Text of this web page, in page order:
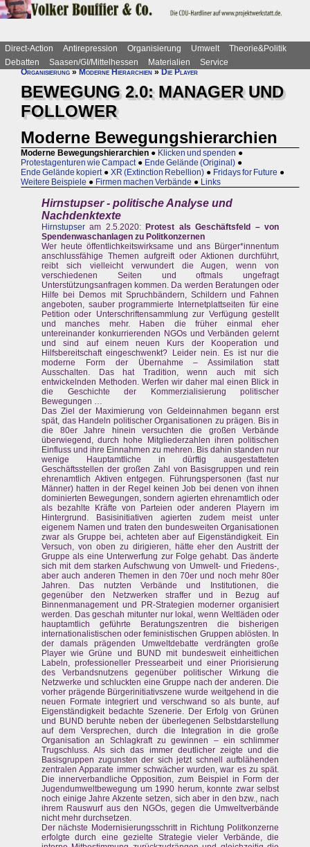
Direct-Action Antirepression Organisierung Umwelt
Theorie&Politik
Debatten
Saasen/GI/Mittelhessen Materialien
Service
Organisierung»Moderne Hierarchien»Die Player
BEWEGUNG 2.0: MANAGER UND
FOLLOWER
Moderne Bewegungshierarchien
Moderne Bewegungshierarchien ● Klicken und spenden ●
Protestagenturen wie Campact ● Ende Gelände (Original) ●
Ende Gelände kopiert ● XR (Extinction Rebellion) ● Fridays for Future ●
Weitere Beispiele ● Firmen machen Verbände ● Links
Hirnstupser - politische Analyse und
Nachdenktexte
Hirnstupser am 2.5.2020: Protest als Geschäftsfeld – von
Spendenwaschanlagen zu Politkonzernen
Wer heute öffentlichkeitswirksame und ans Bürger*innentum
anschlussfähige Themen aufgreift oder Aktionen durchführt,
reibt sich vielleicht verwundert die Augen, wenn von
verschiedenen Seiten und oftmals ungefragt
Unterstützungsanfragen kommen. Da werden Beratungen oder
Hilfe bei Demos mit Spruchbändern, Schildern und Fahnen
angeboten, sauber programmierte Internetplattseiten für eine
Petition oder Unterschriftensammlung zur Verfügung gestellt
und manches mehr. Haben die früher einmal eher
untereinander konkurrierenden NGOs und Verbänden gelernt
und sind auf einem neuen Kurs der Kooperation und
Hilfsbereitschaft eingeschwenkt? Leider nein. Es ist nur die
moderne Form der Übernahme – Assimilation statt
Ausschalten. Das hat Tradition, wenn auch mit sich
entwickelnden Methoden. Werfen wir daher mal einen Blick in
die Geschichte der Kommerzialisierung politischer
Bewegungen …
Das Ziel der Maximierung von Geldeinnahmen begann erst
spät, das Handeln politischer Organisationen zu prägen. Bis in
die 80er Jahre hinein versuchten die großen Verbände
überwiegend, durch hohe Mitgliederzahlen ihren politischen
Einfluss und ihre Einnahmen zu mehren. Bis dahin standen nur
wenige Hauptamtliche in dürftig ausgestatteten
Geschäftsstellen der großen Zahl von Basisgruppen und rein
ehrenamtlich Aktiven entgegen. Führungspersonen (fast nur
Männer) hatten in der Regel keinen Job bei denen von ihnen
dominierten Bewegungen, sondern agierten ehrenamtlich oder
als bezahlte Kräfte von Parteien oder anderen Playern im
Hintergrund. Basisinitiativen agierten zudem meist unter
eigenem Namen und traten den bundesweiten Organisationen
zwar als Gruppe bei, achteten aber auf Eigenständigkeit. Ein
Versuch, von oben zu dirigieren, hätte eher den Austritt der
Gruppe als eine Unterwerfung zur Folge gehabt. Das änderte
sich mit dem starken Aufschwung von Umwelt- und Friedens-,
aber auch anderen Themen in den 70er und noch mehr 80er
Jahren. Das nutzten Verbände und Institutionen, die
gegenüber den Netzwerken straffer und in Bezug auf
Binnenmanagement und PR-Strategien moderner organisiert
werden. Das geschah mitunter nur lokal, wenn Weltläden oder
hauptamtlich geführte Beratungszentren die bisherigen
internationalistischen oder feministischen Gruppen ablösten. In
der damals prägenden Umweltdebatte verdrängten große
Player wie Grüne und BUND mit bundesweit einheitlichen
Labeln, professioneller Pressearbeit und einer Priorisierung
des Verbandsnutzens gegenüber politischer Wirkung die
Netzwerke und schluckten eine Gruppe nach der anderen. Die
vorher prägende Bürgerinitiativszene wurde weitgehend in die
neuen Formate integriert und verschwand so als bunte, auf
Eigenständigkeit bedachte Szenerie. Der Erfolg von Grünen
und BUND beruhte neben der überlegenen Selbstdarstellung
auf dem Versprechen, durch die Integration in die große
Organisation an Schlagkraft zu gewinnen – ein schlimmer
Trugschluss. Als sich das immer deutlicher zeigte und die
Basisgruppen zugunsten der sich jetzt schnell aufblähenden
zentralen Apparate immer schwächer wurden, war es zu spät.
Die innerverbandliche Opposition, zum Beispiel in Form der
Jugendumweltbewegung um 1990 herum, konnte zwar selbst
noch einige Jahre Akzente setzen, sich aber in den bzw., nach
ihrem Rauswurf aus den NGOs, gegen die Umweltverbände
nicht mehr durchsetzen.
Der nächste Modernisierungsschritt in Richtung Politkonzerne
erfolgte durch eine gezielte Strategie vieler Verbände, die